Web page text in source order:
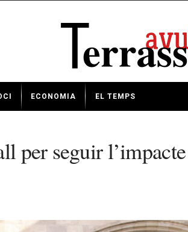
ECONOMIA EL TEMPS
per seguir